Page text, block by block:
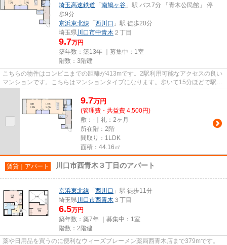
埼玉高速鉄道 「 南鳩ヶ谷 」駅 バス7分 「青木公民館」 停
歩9分
京浜東北線 「 西川口 」駅 徒歩20分
埼玉県川口市中青木 ２丁目
9.7万円
築年数：築13年 ｜募集中： 1室
階数：3階建
こちらの物件はコンビニまでの距離が413mです。2駅利用可能なアクセスの良い
マンションです。こちらはマンションタイプになります。歩いて15分ほどで駅に
9.7万円
(管理費・共益費 4,500円)
敷：-｜礼：2ヶ月
所在階：2階
間取り：1LDK
面積：44.16㎡
賃貸｜アパート 川口市西青木３丁目のアパート
京浜東北線 「 西川口 」駅 徒歩11分
埼玉県川口市西青木 ３丁目
6.5万円
築年数：築7年 ｜募集中： 1室
階数：2階建
薬や日用品を買うのに便利なウィーズブレーメン薬局西青木店まで379mです。